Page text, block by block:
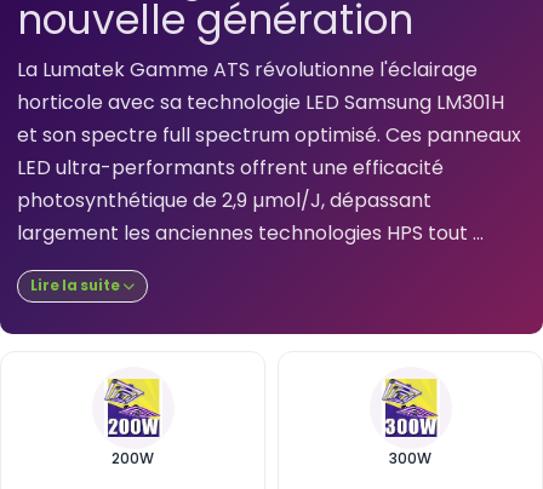
nouvelle génération
La Lumatek Gamme ATS révolutionne l'éclairage
horticole avec sa technologie LED Samsung LM301H
et son spectre full spectrum optimisé. Ces panneaux
LED ultra-performants offrent une efficacité
photosynthétique de 2,9 µmol/J, dépassant
largement les anciennes technologies HPS tout ...
Lire la suite
200W 300W